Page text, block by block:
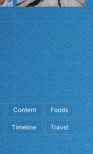
Content Foods
Timeline Travel